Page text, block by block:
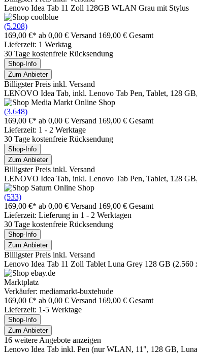
Lenovo Idea Tab 11 Zoll 128GB WLAN Grau mit Stylus
(5.208)
169,00 €* ab 0,00 € Versand 169,00 € Gesamt
Lieferzeit: 1 Werktag
30 Tage kostenfreie Rücksendung
Shop-Info
Zum Anbieter
Billigster Preis inkl. Versand
LENOVO Idea Tab, inkl. Lenovo Tab Pen, Tablet, 128
(3.648)
169,00 €* ab 0,00 € Versand 169,00 € Gesamt
Lieferzeit: 1 - 2 Werktage
30 Tage kostenfreie Rücksendung
Shop-Info
Zum Anbieter
Billigster Preis inkl. Versand
LENOVO Idea Tab, inkl. Lenovo Tab Pen, Tablet, 128
(533)
169,00 €* ab 0,00 € Versand 169,00 € Gesamt
Lieferzeit: Lieferung in 1 - 2 Werktagen
30 Tage kostenfreie Rücksendung
Shop-Info
Zum Anbieter
Billigster Preis inkl. Versand
Lenovo Idea Tab 11 Zoll Tablet Luna Grey 128 GB (2.560
Marktplatz
Verkäufer: mediamarkt-buxtehude
169,00 €* ab 0,00 € Versand 169,00 € Gesamt
Lieferzeit: 1-5 Werktage
Shop-Info
Zum Anbieter
16 weitere Angebote anzeigen
Lenovo Idea Tab inkl. Pen (nur WLAN, 11", 128 GB,